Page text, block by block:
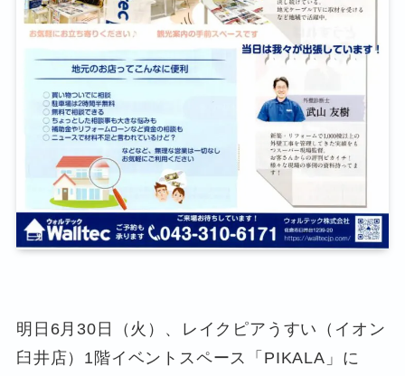
明日6月30日（火）、レイクピアうすい（イオン
臼井店）1階イベントスペース「PIKALA」に